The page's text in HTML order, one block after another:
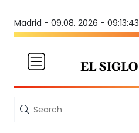
Madrid - 09.08. 2026 - 09:13:43